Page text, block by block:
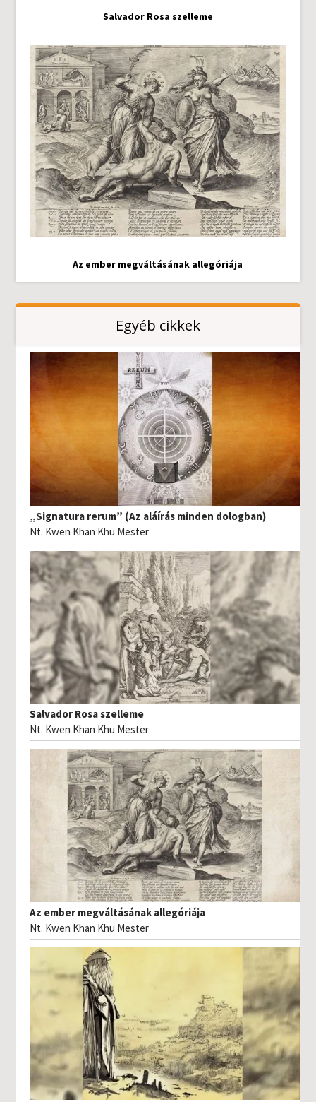
Salvador Rosa szelleme
Az ember megváltásának allegóriája
Egyéb cikkek
„Signatura rerum” (Az aláírás minden dologban)
Nt. Kwen Khan Khu Mester
Salvador Rosa szelleme
Nt. Kwen Khan Khu Mester
Az ember megváltásának allegóriája
Nt. Kwen Khan Khu Mester